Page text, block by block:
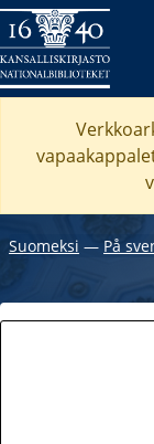
Suomeksi ― På